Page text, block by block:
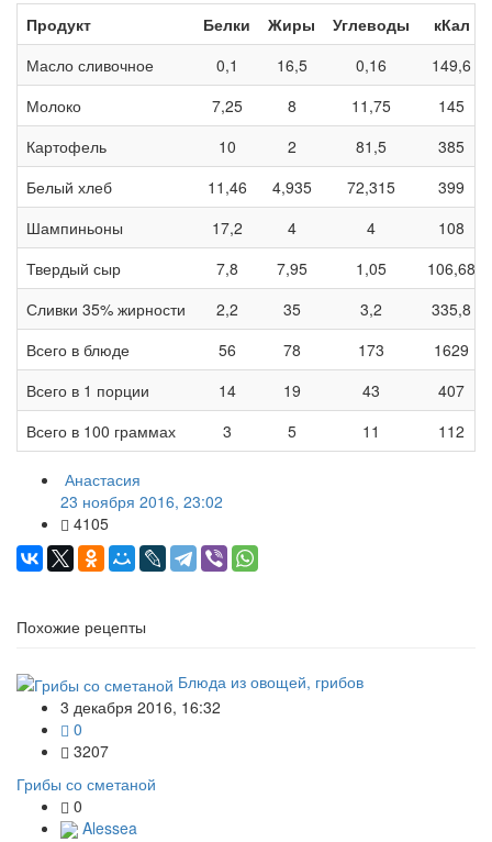
Продукт Белки Жиры Углеводы
кКал
Масло сливочное
0,1 16,5 0,16
149,6
Молоко
7,25 8 11,75
145
Картофель
10 2 81,5
385
Белый хлеб
11,46 4,935 72,315
399
Шампиньоны
17,2 4 4
108
Твердый сыр
7,8 7,95 1,05
106,68
Сливки 35% жирности
2,2 35 3,2
335,8
Всего в блюде
56 78 173
1629
Всего в 1 порции
14 19 43
407
Всего в 100 граммах
3 5 11 112
Анастасия
23 ноября 2016, 23:02
4105
Похожие рецепты
Блюда из овощей, грибов
3 декабря 2016, 16:32
0
3207
Грибы со сметаной
0
Alessea